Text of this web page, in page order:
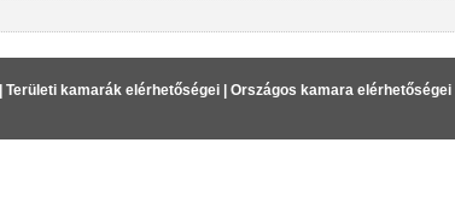
Területi kamarák elérhetőségei| Országos kamara elérhetőségei|